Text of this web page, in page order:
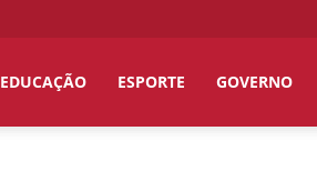
EDUCAÇÃO ESPORTE GOVERNO